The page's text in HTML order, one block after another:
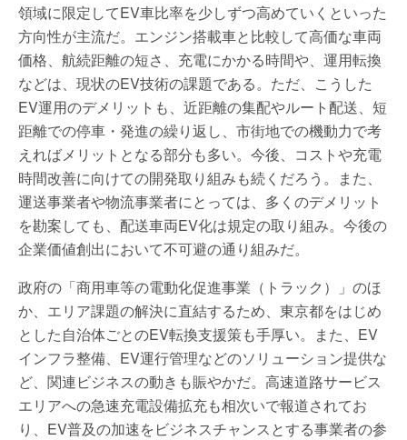
領域に限定してEV車比率を少しずつ高めていくといった
方向性が主流だ。エンジン搭載車と比較して高価な車両
価格、航続距離の短さ、充電にかかる時間や、運用転換
などは、現状のEV技術の課題である。ただ、こうした
EV運用のデメリットも、近距離の集配やルート配送、短
距離での停車・発進の繰り返し、市街地での機動力で考
えればメリットとなる部分も多い。今後、コストや充電
時間改善に向けての開発取り組みも続くだろう。また、
運送事業者や物流事業者にとっては、多くのデメリット
を勘案しても、配送車両EV化は規定の取り組み。今後の
企業価値創出において不可避の通り組みだ。
政府の「商用車等の電動化促進事業（トラック）」のほ
か、エリア課題の解決に直結するため、東京都をはじめ
とした自治体ごとのEV転換支援策も手厚い。また、EV
インフラ整備、EV運行管理などのソリューション提供な
ど、関連ビジネスの動きも賑やかだ。高速道路サービス
エリアへの急速充電設備拡充も相次いで報道されてお
り、EV普及の加速をビジネスチャンスとする事業者の参